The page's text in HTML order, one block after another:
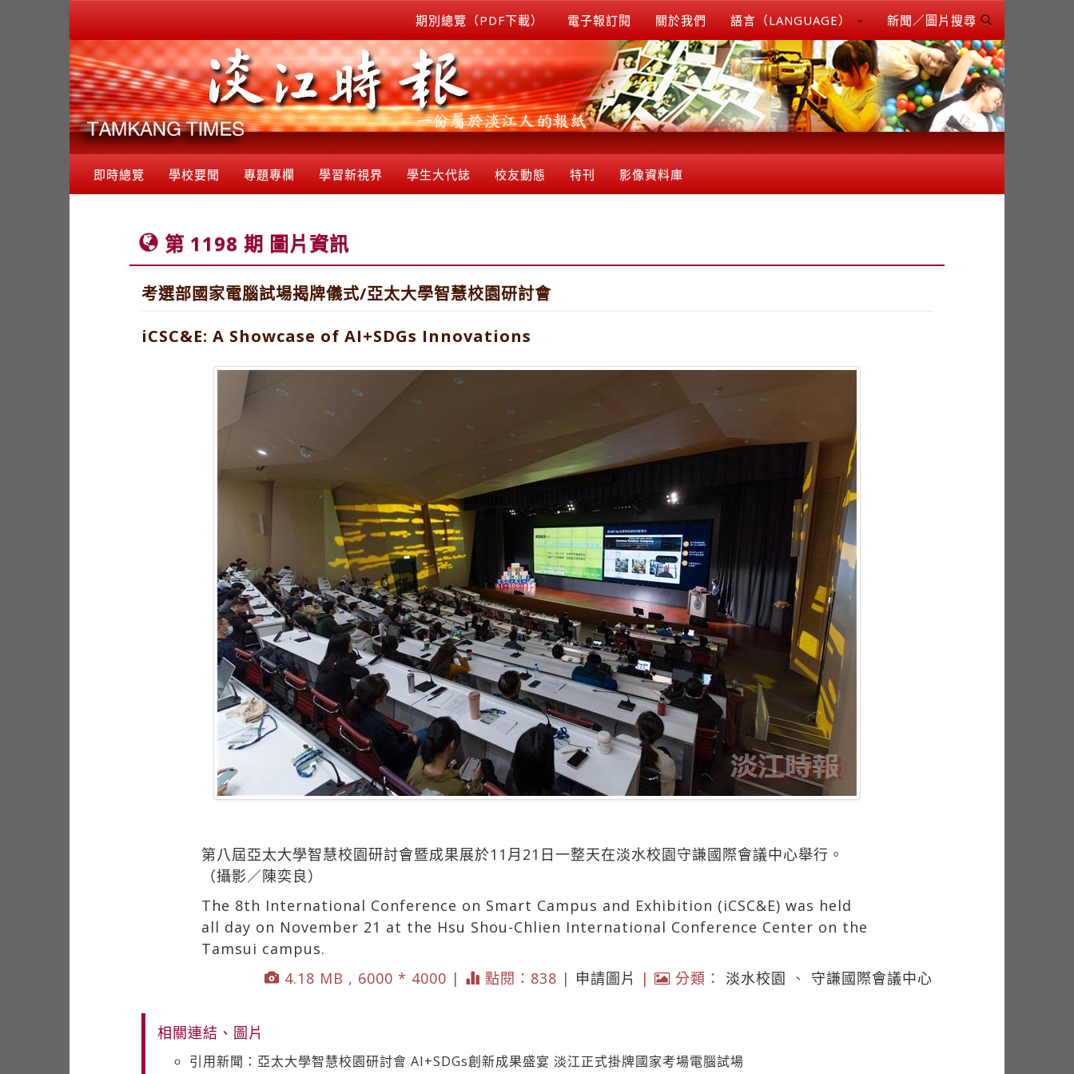
期別總覽（PDF下載） 電子報訂閱 關於我們 語言（LANGUAGE） 新聞／圖片搜尋
即時總覽 學校要聞 專題專欄 學習新視界 學生大代誌 校友動態 特刊 影像資料庫
第 1198 期 圖片資訊
考選部國家電腦試場揭牌儀式/亞太大學智慧校園研討會
iCSC&E: A Showcase of AI+SDGs Innovations
第八屆亞太大學智慧校園研討會暨成果展於11月21日一整天在淡水校園守謙國際會議中心舉行。
（攝影／陳奕良）
The 8th International Conference on Smart Campus and Exhibition (iCSC&E) was held
all day on November 21 at the Hsu Shou-Chlien International Conference Center on the
Tamsui campus.
4.18 MB , 6000 * 4000 |
點閱：838 | 申請圖片 | 分類： 淡水校園 、 守謙國際會議中心
相關連結、圖片
引用新聞：亞太大學智慧校園研討會 AI+SDGs創新成果盛宴 淡江正式掛牌國家考場電腦試場